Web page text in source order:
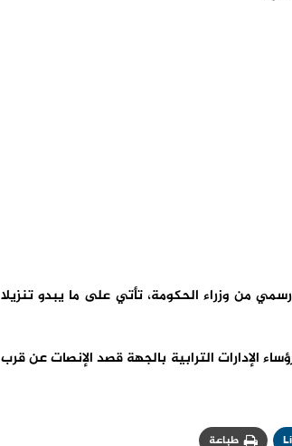
من وزراء الحكومة، تأتي على ما يبدو تنزيلا
الإدارات الترابية بالجهة قصد الإنصات عن قرب
طباعة